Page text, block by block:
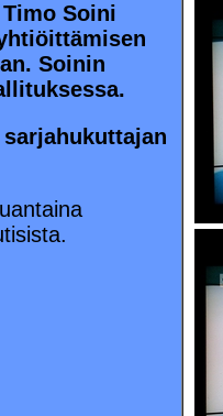
Soini
Soinin